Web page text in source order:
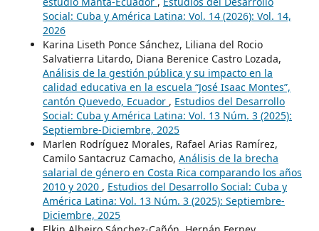
Social: Cuba y América Latina: Vol. 14 (2026): Vol. 14,
2026
Karina Liseth Ponce Sánchez, Liliana del Rocio
Salvatierra Litardo, Diana Berenice Castro Lozada,
Análisis de la gestión pública y su impacto en la
calidad educativa en la escuela “José Isaac Montes”,
cantón Quevedo, Ecuador , Estudios del Desarrollo
Social: Cuba y América Latina: Vol. 13 Núm. 3 (2025):
Septiembre-Diciembre, 2025
Marlen Rodríguez Morales, Rafael Arias Ramírez,
Camilo Santacruz Camacho, Análisis de la brecha
salarial de género en Costa Rica comparando los años
2010 y 2020 , Estudios del Desarrollo Social: Cuba y
América Latina: Vol. 13 Núm. 3 (2025): Septiembre-
Diciembre, 2025